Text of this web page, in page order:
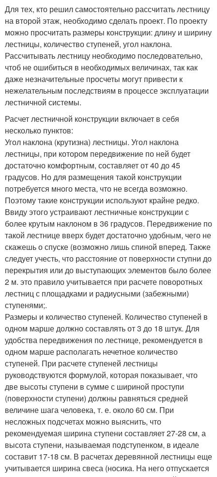
Для тех, кто решил самостоятельно рассчитать лестницу
на второй этаж, необходимо сделать проект. По проекту
можно просчитать размеры конструкции: длину и ширину
лестницы, количество ступеней, угол наклона.
Рассчитывать лестницу необходимо последовательно,
чтоб не ошибиться в необходимых величинах, так как
даже незначительные просчеты могут привести к
нежелательным последствиям в процессе эксплуатации
лестничной системы.
Расчет лестничной конструкции включает в себя
несколько пунктов:
Угол наклона (крутизна) лестницы. Угол наклона
лестницы, при котором передвижение по ней будет
достаточно комфортным, составляет от 40 до 45
градусов. Но для размещения такой конструкции
потребуется много места, что не всегда возможно.
Поэтому такие конструкции используют крайне редко.
Ввиду этого устраивают лестничные конструкции с
более крутым наклоном в 36 градусов. Передвижение по
такой лестнице вверх будет достаточно удобным, чего не
скажешь о спуске (возможно лишь спиной вперед. Также
следует учесть, что расстояние от поверхности ступни до
перекрытия или до выступающих элементов было более
2 м. это правило учитывается при расчете поворотных
лестниц с площадками и радиусными (забежными)
ступенями;.
Размеры и количество ступеней. Количество ступеней в
одном марше должно составлять от 3 до 18 штук. Для
удобства передвижения по лестнице, рекомендуется в
одном марше располагать нечетное количество
ступеней. При расчете ступеней лестницы
руководствуются формулой, которая показывает, что
две высоты ступени в сумме с шириной проступи
(поверхности ступени) должны равняться средней
величине шага человека, т. е. около 60 см. При
несложных подсчетах можно выяснить, что
рекомендуемая ширина ступени составляет 27-28 см, а
высота ступени, называемая подступенком, в идеале
составит 17-18 см. В расчетах деревянной лестницы еще
учитывается ширина свеса (носика. На него отпускается